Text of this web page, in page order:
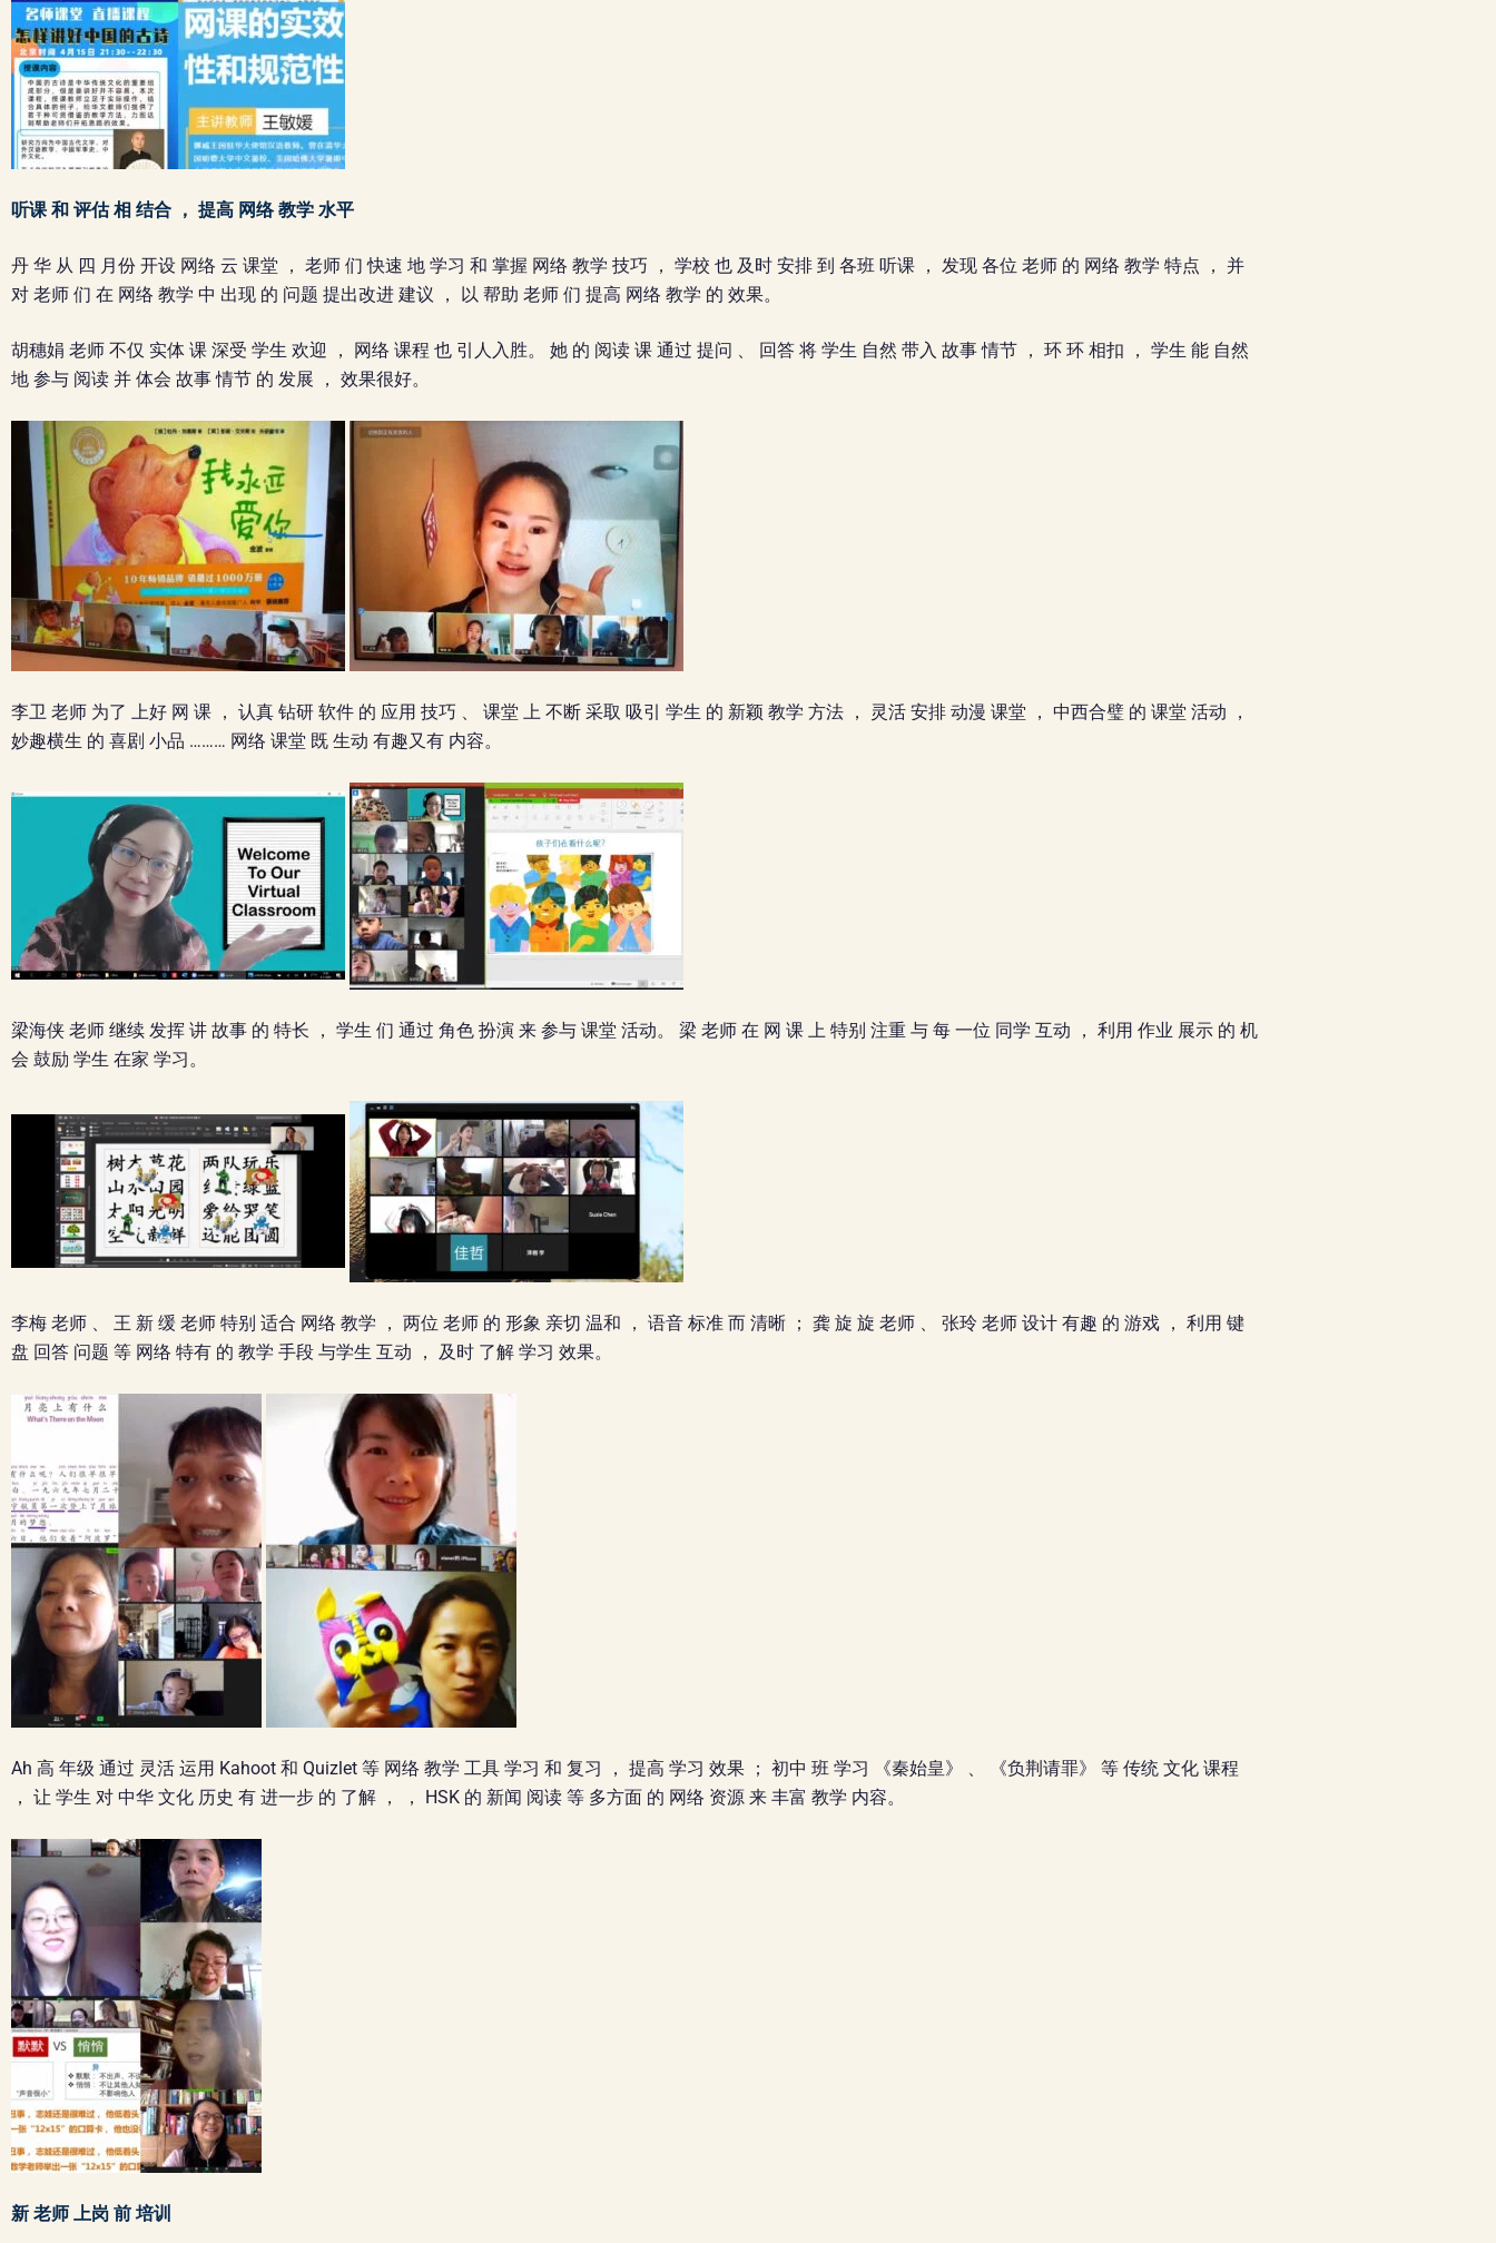
听课 和 评估 相 结合 ， 提高 网络 ​​教学 水平
丹 华 从 四 月份 开设 网络 云 课堂 ， 老师 们 快速 地 学习 和 掌握 网络 教学 技巧 ， 学校 也 及时 安排 到 各班 听课 ， 发现 各位 老师 的 网络 教学 特点 ， 并
对 老师 们 在 网络 教学 中 出现 的 问题 提出改进 建议 ， 以 帮助 老师 们 提高 网络 ​​教学 的 效果。
胡穗娟 老师 不仅 实体 课 深受 学生 欢迎 ， 网络 课程 也 引人入胜。 她 的 阅读 课 通过 提问 、 回答 将 学生 自然 带入 故事 情节 ， 环 环 相扣 ， 学生 能 自然
地 参与 阅读 并 体会 故事 情节 的 发展 ， 效果很好。
李卫 老师 为了 上好 网 课 ， 认真 钻研 软件 的 应用 技巧 、 课堂 上 不断 采取 吸引 学生 的 新颖 教学 方法 ， 灵活 安排 动漫 课堂 ， 中西合璧 的 课堂 活动 ，
妙趣横生 的 喜剧 小品 ……… 网络 课堂 既 生动 有趣又有 内容。
梁海侠 老师 继续 发挥 讲 故事 的 特长 ， 学生 们 通过 角色 扮演 来 参与 课堂 活动。 梁 老师 在 网 课 上 特别 注重 与 每 一位 同学 互动 ， 利用 作业 展示 的 机
会 鼓励 学生 在家 学习。
李梅 老师 、 王 新 缓 老师 特别 适合 网络 教学 ， 两位 老师 的 形象 亲切 温和 ， 语音 标准 而 清晰 ； 龚 旋 旋 老师 、 张玲 老师 设计 有趣 的 游戏 ， 利用 键
盘 回答 问题 等 网络 特有 的 教学 手段 与学生 互动 ， 及时 了解 学习 效果。
Ah 高 年级 通过 灵活 运用 Kahoot 和 Quizlet 等 网络 教学 工具 学习 和 复习 ， 提高 学习 效果 ； 初中 班 学习 《秦始皇》 、 《负荆请罪》 等 传统 文化 课程
， 让 学生 对 中华 文化 历史 有 进一步 的 了解 ， ， HSK 的 新闻 阅读 等 多方面 的 网络 资源 来 丰富 教学 内容。
新 老师 上岗 前 培训